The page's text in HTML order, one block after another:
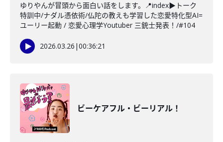
ゆりやんが冒頭から面白い話をします。📍index▶トーク
特訓中/ナダル憑依術/仏陀の教えも学習した恋愛特化型AI=
ユーリー起動 / 恋愛心理学Youtuber 三銃士発表！/#104
2026.03.26 |00:36:21
ビーケアフル・ビーリアル！